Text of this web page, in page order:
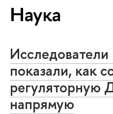
Наука
показали, как
регуляторную
напрямую